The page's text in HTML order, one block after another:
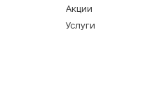
Акции
Услуги